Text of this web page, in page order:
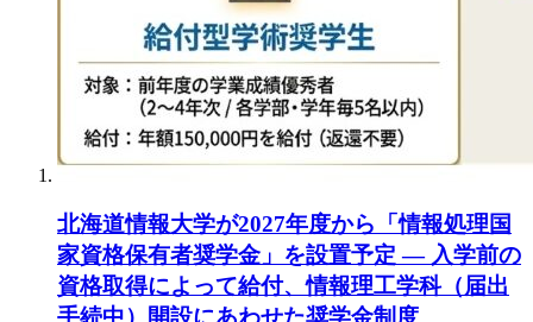
北海道情報大学が2027年度から「情報処理国
家資格保有者奨学金」を設置予定 ― 入学前の
資格取得によって給付、情報理工学科（届出
手続中）開設にあわせた奨学金制度